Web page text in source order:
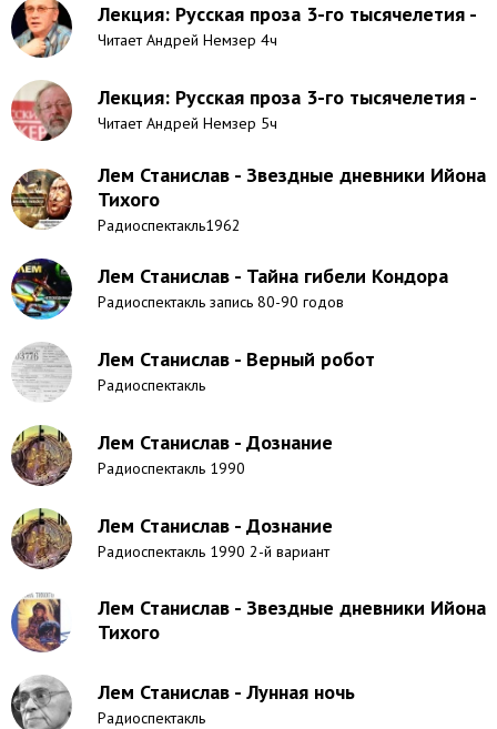
Лекция: Русская проза 3-го тысячелетия -
Читает Андрей Немзер 4ч
Лекция: Русская проза 3-го тысячелетия -
Читает Андрей Немзер 5ч
Лем Станислав - Звездные дневники Ийона
Тихого
Радиоспектакль1962
Лем Станислав - Тайна гибели Кондора
Радиоспектакль запись 80-90 годов
Лем Станислав - Верный робот
Радиоспектакль
Лем Станислав - Дознание
Радиоспектакль 1990
Лем Станислав - Дознание
Радиоспектакль 1990 2-й вариант
Лем Станислав - Звездные дневники Ийона
Тихого
Лем Станислав - Лунная ночь
Радиоспектакль